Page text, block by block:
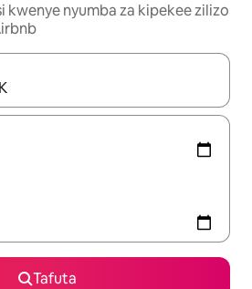
kwenye nyumba za kipekee zilizo
vinjari kwa kutumia vitufe vya
Tafuta